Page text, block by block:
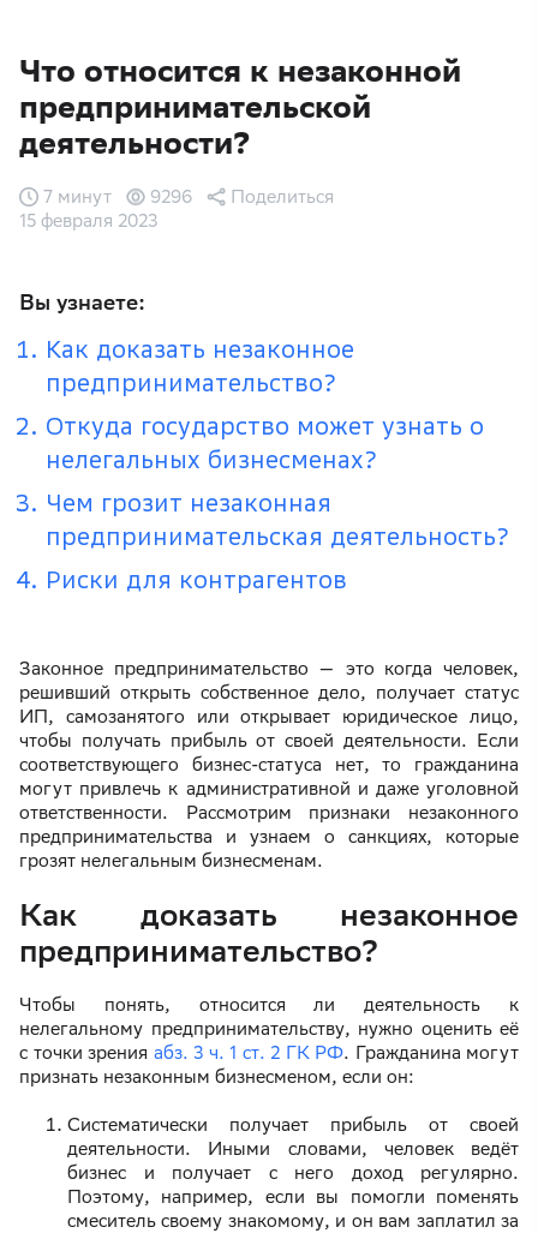
Что относится к незаконной
предпринимательской
деятельности?
15 февраля 2023
7 минут 9296 Поделиться
Вы узнаете:
Как доказать незаконное
предпринимательство?
Откуда государство может узнать о
нелегальных бизнесменах?
Чем грозит незаконная
предпринимательская деятельность?
Риски для контрагентов
Законное предпринимательство — это когда человек,
решивший открыть собственное дело, получает статус
ИП, самозанятого или открывает юридическое лицо,
чтобы получать прибыль от своей деятельности. Если
соответствующего бизнес-статуса нет, то гражданина
могут привлечь к административной и даже уголовной
ответственности. Рассмотрим признаки незаконного
предпринимательства и узнаем о санкциях, которые
грозят нелегальным бизнесменам.
Как доказать незаконное
предпринимательство?
Чтобы понять, относится ли деятельность к
нелегальному предпринимательству, нужно оценить её
с точки зрения абз. 3 ч. 1 ст. 2 ГК РФ. Гражданина могут
признать незаконным бизнесменом, если он:
Систематически получает прибыль от своей
деятельности. Иными словами, человек ведёт
бизнес и получает с него доход регулярно.
Поэтому, например, если вы помогли поменять
смеситель своему знакомому, и он вам заплатил за